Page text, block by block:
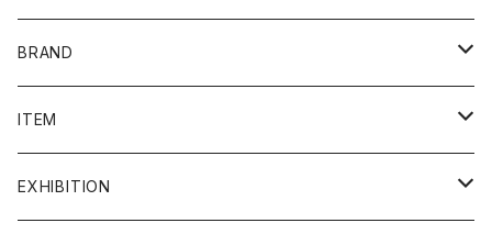
BRAND
admi
COQ textile
ITEM
ALL ITEM
EXHIBITION